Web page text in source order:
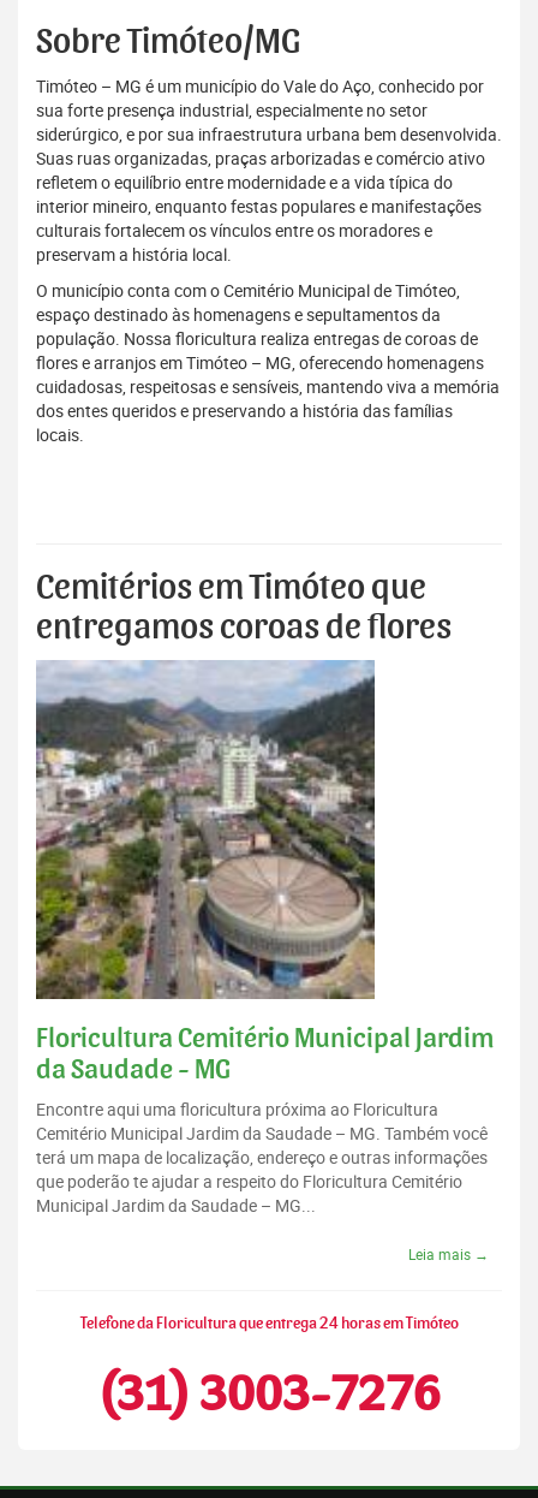
Sobre Timóteo/MG
Timóteo – MG é um município do Vale do Aço, conhecido por
sua forte presença industrial, especialmente no setor
siderúrgico, e por sua infraestrutura urbana bem desenvolvida.
Suas ruas organizadas, praças arborizadas e comércio ativo
refletem o equilíbrio entre modernidade e a vida típica do
interior mineiro, enquanto festas populares e manifestações
culturais fortalecem os vínculos entre os moradores e
preservam a história local.
O município conta com o Cemitério Municipal de Timóteo,
espaço destinado às homenagens e sepultamentos da
população. Nossa floricultura realiza entregas de coroas de
flores e arranjos em Timóteo – MG, oferecendo homenagens
cuidadosas, respeitosas e sensíveis, mantendo viva a memória
dos entes queridos e preservando a história das famílias
locais.
Cemitérios em Timóteo que
entregamos coroas de flores
Floricultura Cemitério Municipal Jardim
da Saudade - MG
Encontre aqui uma floricultura próxima ao Floricultura
Cemitério Municipal Jardim da Saudade – MG. Também você
terá um mapa de localização, endereço e outras informações
que poderão te ajudar a respeito do Floricultura Cemitério
Municipal Jardim da Saudade – MG...
Leia mais →
Telefone da Floricultura que entrega 24 horas em Timóteo
(31) 3003-7276